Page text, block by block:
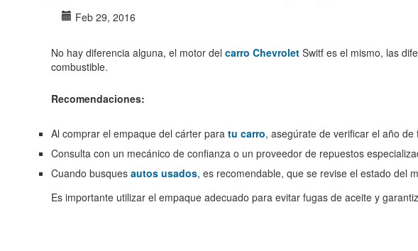
Feb 29, 2016
No hay diferencia alguna, el motor del carro Chevrolet Switf es el mismo, las
combustible.
Recomendaciones:
Al comprar el empaque del cárter para tu carro, asegúrate de verificar el año
Consulta con un mecánico de confianza o un proveedor de repuestos
Cuando busques autos usados, es recomendable, que se revise el estado del
Es importante utilizar el empaque adecuado para evitar fugas de aceite y